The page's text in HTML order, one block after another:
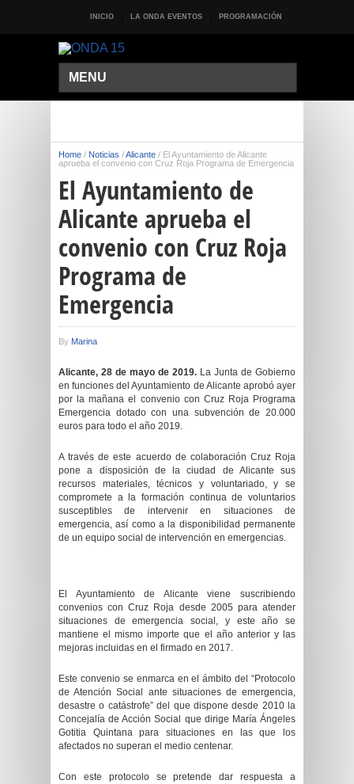
INICIO LA ONDA EVENTOS PROGRAMACIÓN
MENU
Home / Noticias /Alicante / El Ayuntamiento de Alicante
aprueba el convenio con Cruz Roja Programa de Emergencia
El Ayuntamiento de
Alicante aprueba el
convenio con Cruz Roja
Programa de
Emergencia
By Marina
Alicante, 28 de mayo de 2019. La Junta de Gobierno
en funciones del Ayuntamiento de Alicante aprobó ayer
por la mañana el convenio con Cruz Roja Programa
Emergencia dotado con una subvención de 20.000
euros para todo el año 2019.
A través de este acuerdo de colaboración Cruz Roja
pone a disposición de la ciudad de Alicante sus
recursos materiales, técnicos y voluntariado, y se
compromete a la formación continua de voluntarios
susceptibles de intervenir en situaciones de
emergencia, así como a la disponibilidad permanente
de un equipo social de intervención en emergencias.
El Ayuntamiento de Alicante viene suscribiendo
convenios con Cruz Roja desde 2005 para atender
situaciones de emergencia social, y este año se
mantiene el mismo importe que el año anterior y las
mejoras incluidas en el firmado en 2017.
Este convenio se enmarca en el ámbito del “Protocolo
de Atención Social ante situaciones de emergencia,
desastre o catástrofe” del que dispone desde 2010 la
Concejalía de Acción Social que dirige María Ángeles
Gotitia Quintana para situaciones en las que los
afectados no superan el medio centenar.
Con este protocolo se pretende dar respuesta a